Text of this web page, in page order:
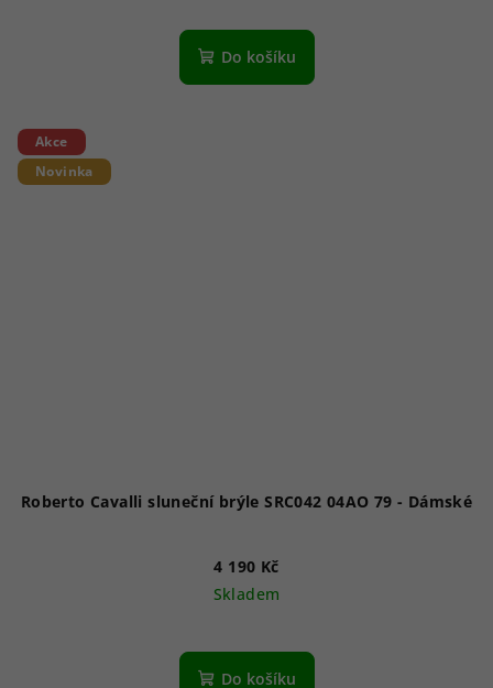
Do košíku
Akce
Novinka
Roberto Cavalli sluneční brýle SRC042 04AO 79 - Dámské
4 190 Kč
Skladem
Do košíku